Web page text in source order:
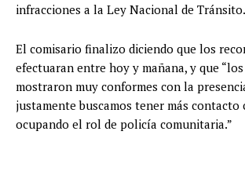
infracciones a la Ley Nacional de Tránsito.
El comisario finalizo diciendo que los
efectuaran entre hoy y mañana, y que
mostraron muy conformes con la
justamente buscamos tener más contacto
ocupando el rol de policía comunitaria.”